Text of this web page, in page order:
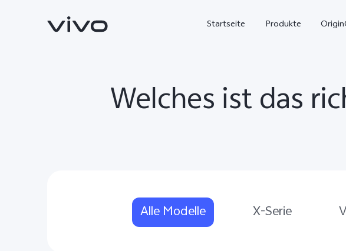
Startseite Produkte
X300 FE
Welches ist das
Alle Modelle X-Serie